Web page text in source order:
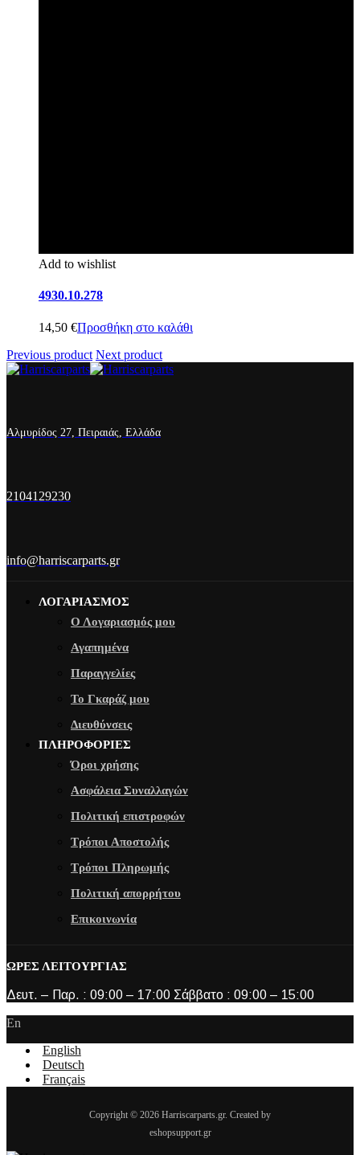
Add to wishlist
4930.10.278
14,50 €Προσθήκη στο καλάθι
Previous product Next product
Αλμυρίδος 27, Πειραιάς, Ελλάδα
2104129230
info@harriscarparts.gr
ΛΟΓΑΡΙΑΣΜΟΣ
Ο Λογαριασμός μου
Αγαπημένα
Παραγγελίες
Το Γκαράζ μου
Διευθύνσεις
ΠΛΗΡΟΦΟΡΙΕΣ
Όροι χρήσης
Ασφάλεια Συναλλαγών
Πολιτική επιστροφών
Τρόποι Αποστολής
Τρόποι Πληρωμής
Πολιτική απορρήτου
Επικοινωνία
ΩΡΕΣ ΛΕΙΤΟΥΡΓΙΑΣ
Δευτ. – Παρ. : 09:00 – 17:00 Σάββατο : 09:00 – 15:00
En
English
Deutsch
Français
Copyright © 2026 Harriscarparts.gr. Created by
eshopsupport.gr